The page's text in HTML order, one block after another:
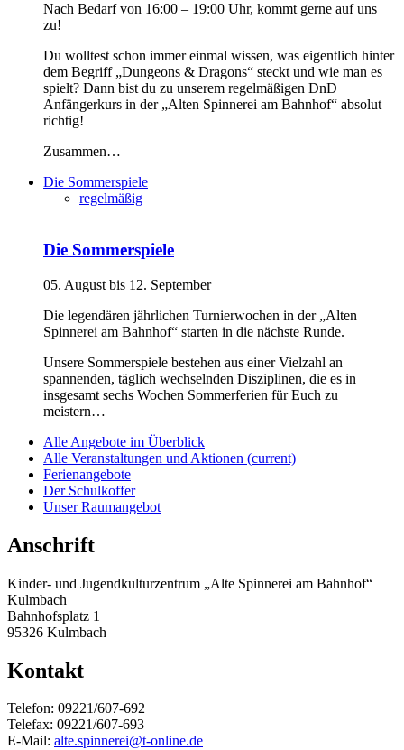
Nach Bedarf von 16:00 – 19:00 Uhr, kommt gerne auf uns
zu!
Du wolltest schon immer einmal wissen, was eigentlich hinter
dem Begriff „Dungeons & Dragons“ steckt und wie man es
spielt? Dann bist du zu unserem regelmäßigen DnD
Anfängerkurs in der „Alten Spinnerei am Bahnhof“ absolut
richtig!
Zusammen…
Die Sommerspiele
regelmäßig
Die Sommerspiele
05. August bis 12. September
Die legendären jährlichen Turnierwochen in der „Alten
Spinnerei am Bahnhof“ starten in die nächste Runde.
Unsere Sommerspiele bestehen aus einer Vielzahl an
spannenden, täglich wechselnden Disziplinen, die es in
insgesamt sechs Wochen Sommerferien für Euch zu
meistern…
Alle Angebote im Überblick
Alle Veranstaltungen und Aktionen (current)
Ferienangebote
Der Schulkoffer
Unser Raumangebot
Anschrift
Kinder- und Jugendkulturzentrum „Alte Spinnerei am Bahnhof“
Kulmbach
Bahnhofsplatz 1
95326 Kulmbach
Kontakt
Telefon: 09221/607-692
Telefax: 09221/607-693
E-Mail: alte.spinnerei@t-online.de